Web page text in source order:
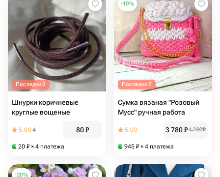
Последний
Шнурки коричневые
круглые вощеные
5.004 80₽
20 ₽ × 4 платежа
-10%
Последний
Сумка вязаная "Розовый
Мусс" ручная работа
5.00 3 780₽4 200₽
945 ₽ × 4 платежа
-20%